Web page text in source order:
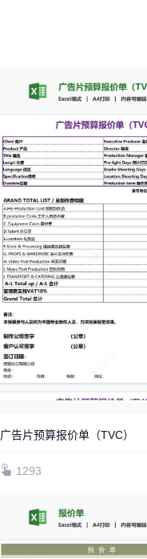
广告片预算报价单（TVC）
1293